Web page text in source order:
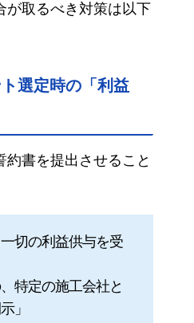
が取るべき対策は以下
選定時の「利益
約書を提出させること
一切の利益供与を受
特定の施工会社と
」